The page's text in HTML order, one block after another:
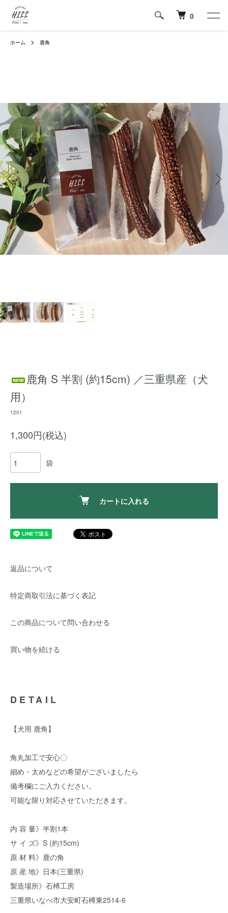
0
ホーム 鹿角
鹿角 S 半割 (約15cm) ／三重県産（犬
用）
1201
1,300円(税込)
袋
カートに入れる
返品について
特定商取引法に基づく表記
この商品について問い合わせる
買い物を続ける
DETAIL
【犬用 鹿角】
角丸加工で安心〇
細め・太めなどの希望がございましたら
備考欄にご入力ください。
可能な限り対応させていただきます。
内 容 量》半割1本
サ イ ズ》S (約15cm)
原 材 料》鹿の角
原 産 地》日本(三重県)
製造場所》石榑工房
三重県いなべ市大安町石榑東2514-6